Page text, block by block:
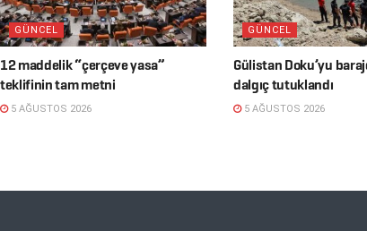
GÜNCEL
12 maddelik “çerçeve yasa”
teklifinin tam metni
5 AĞUSTOS 2026
GÜNCEL
Gülistan Doku’yu
dalgıç tutuklandı
5 AĞUSTOS 2026